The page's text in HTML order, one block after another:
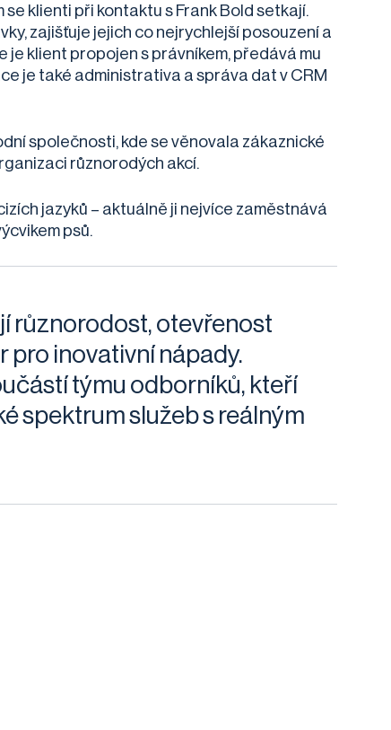
klienti při kontaktu s Frank Bold setkají.
zajišťuje jejich co nejrychlejší posouzení a
je klient propojen s právníkem, předává mu
je také administrativa a správa dat v CRM
společnosti, kde se věnovala zákaznické
různorodých akcí.
jazyků – aktuálně ji nejvíce zaměstnává
psů.
různorodost, otevřenost
pro inovativní nápady.
týmu odborníků, kteří
spektrum služeb s reálným